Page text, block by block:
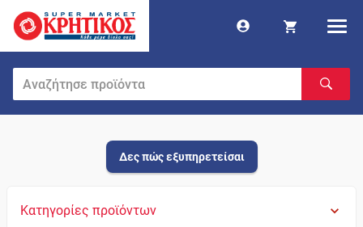
Δες πώς εξυπηρετείσαι
Κατηγορίες προϊόντων